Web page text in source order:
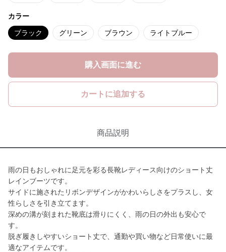
カラー
ブラック グリーン ブラウン ライトブルー
購入画面に進む
カートに追加する
商品説明
雨の日もおしゃれに足元を彩る長靴レディース向けのショート丈
レインブーツです。
サイドに施されたリボンデザインがかわいらしさをプラスし、女
性らしさを引き立てます。
深めの溝が刻まれた靴底は滑りにくく、雨の日の外出も安心で
す。
脱ぎ履きしやすいショート丈で、通勤や買い物など日常使いに最
適なアイテムです。